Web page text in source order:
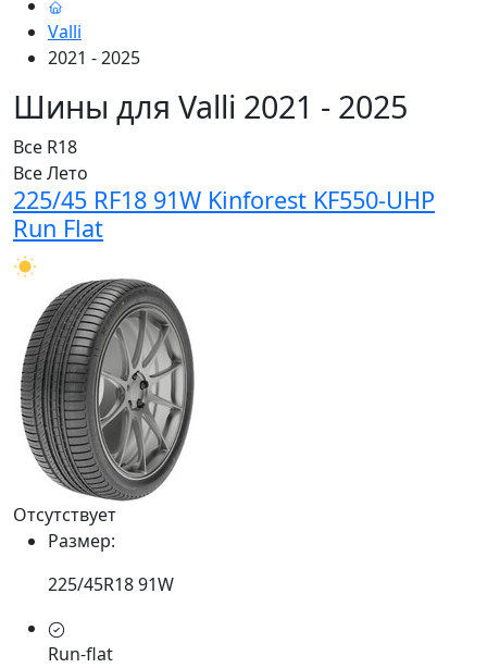
Valli
2021 - 2025
Шины для Valli 2021 - 2025
Все R18
ВсеЛето
225/45 RF18 91W Kinforest KF550-UHP
Run Flat
Отсутствует
Размер:
225/45R18 91W
Run-flat